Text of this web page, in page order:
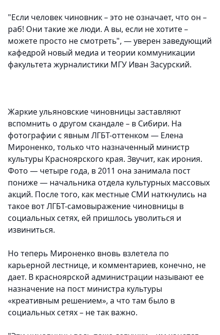
"Если человек чиновник – это не означает, что он –
раб! Они такие же люди. А вы, если не хотите –
можете просто не смотреть", — уверен заведующий
кафедрой новый медиа и теории коммуникации
факультета журналистики МГУ Иван Засурский.
Жаркие ульяновские чиновницы заставляют
вспомнить о другом скандале – в Сибири. На
фотографии с явным ЛГБТ-оттенком — Елена
Мироненко, только что назначенный министр
культуры Красноярского края. Звучит, как ирония.
Фото — четыре года, в 2011 она занимала пост
пониже — начальника отдела культурных массовых
акций. После того, как местные СМИ наткнулись на
такое вот ЛГБТ-самовыражение чиновницы в
социальных сетях, ей пришлось уволиться и
извиниться.
Но теперь Мироненко вновь взлетела по
карьерной лестнице, и комментариев, конечно, не
дает. В красноярской администрации называют ее
назначение на пост министра культуры
«креативным решением», а что там было в
социальных сетях – не так важно.